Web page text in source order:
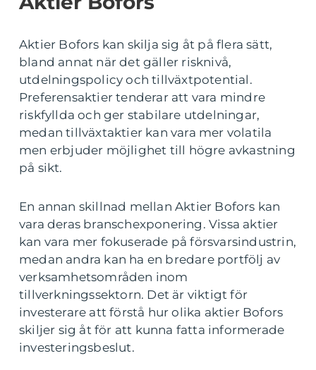
Aktier Bofors kan skilja sig åt på flera sätt,
bland annat när det gäller risknivå,
utdelningspolicy och tillväxtpotential.
Preferensaktier tenderar att vara mindre
riskfyllda och ger stabilare utdelningar,
medan tillväxtaktier kan vara mer volatila
men erbjuder möjlighet till högre avkastning
på sikt.
En annan skillnad mellan Aktier Bofors kan
vara deras branschexponering. Vissa aktier
kan vara mer fokuserade på försvarsindustrin,
medan andra kan ha en bredare portfölj av
verksamhetsområden inom
tillverkningssektorn. Det är viktigt för
investerare att förstå hur olika aktier Bofors
skiljer sig åt för att kunna fatta informerade
investeringsbeslut.